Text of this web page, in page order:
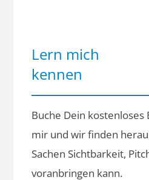
Lern mich
kennen
Buche Dein kostenloses
mir und wir finden
Sachen Sichtbarkeit,
voranbringen kann.